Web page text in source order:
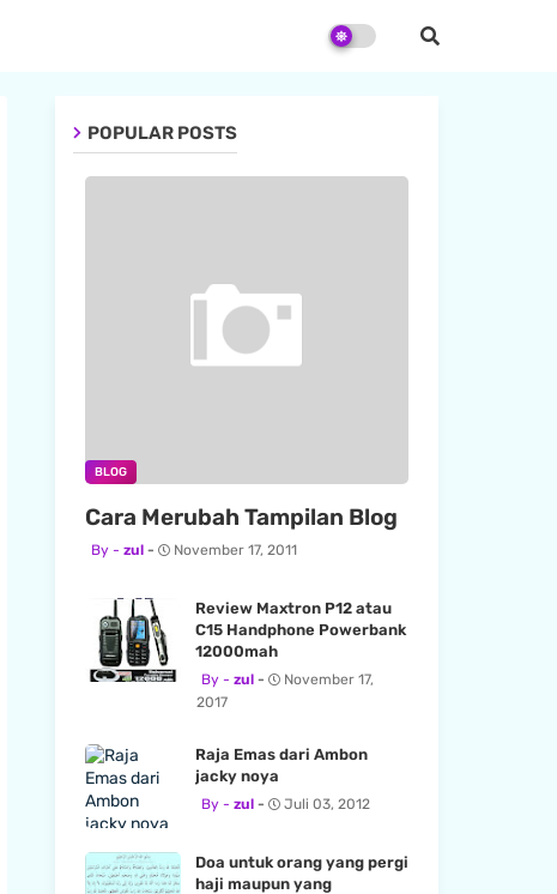
POPULAR POSTS
BLOG
Cara Merubah Tampilan Blog
zul November 17, 2011
Review Maxtron P12 atau
C15 Handphone Powerbank
12000mah
zul
November 17,
2017
Raja Emas dari Ambon
jacky noya
zul Juli 03, 2012
Doa untuk orang yang pergi
haji maupun yang